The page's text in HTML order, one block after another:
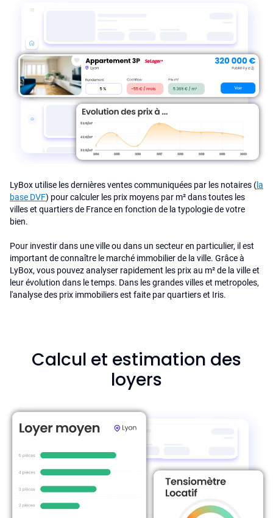
LyBox utilise les dernières ventes communiquées par les notaires (la
base DVF) pour calculer les prix moyens par m² dans toutes les
villes et quartiers de France en fonction de la typologie de votre
bien.
Pour investir dans une ville ou dans un secteur en particulier, il est
important de connaître le marché immobilier de la ville. Grâce à
LyBox, vous pouvez analyser rapidement les prix au m² de la ville et
leur évolution dans le temps. Dans les grandes villes et metropoles,
l'analyse des prix immobiliers est faite par quartiers et Iris.
Calcul et estimation des
loyers